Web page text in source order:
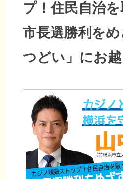
プ！住民自治を
市長選勝利を
つどい」にお